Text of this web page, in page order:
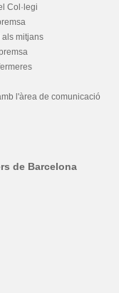
Col·legi
als mitjans
l'àrea de comunicació
de Barcelona